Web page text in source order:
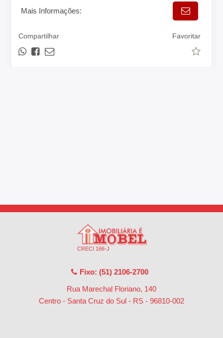
Mais Informações:
Compartilhar Favoritar
CRECI 166-J
Fixo: (51) 2106-2700
Rua Marechal Floriano, 140
Centro - Santa Cruz do Sul - RS - 96810-002